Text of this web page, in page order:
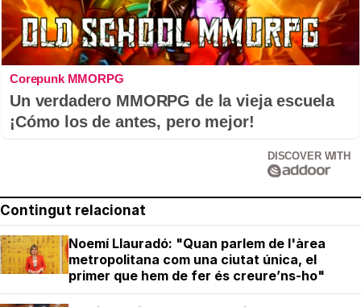
Corepunk MMORPG
Un verdadero MMORPG de la vieja escuela
¡Cómo los de antes, pero mejor!
DISCOVER WITH
Contingut relacionat
Noemí Llauradó: "Quan parlem de l'àrea
metropolitana com una ciutat única, el
primer que hem de fer és creure’ns-ho"